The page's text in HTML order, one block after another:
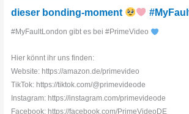
dieser bonding-moment
#MyFaultLondon gibt es bei #PrimeVideo
Hier könnt ihr uns finden:
Website: https://amazon.de/primevideo
TikTok: https://tiktok.com/@primevideode
Instagram: https://instagram.com/primevideode
Facebook: https://facebook.com/PrimeVideoDE